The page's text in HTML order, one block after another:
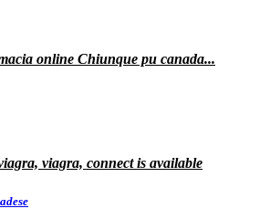
online Chiunque pu canada...
viagra, connect is available